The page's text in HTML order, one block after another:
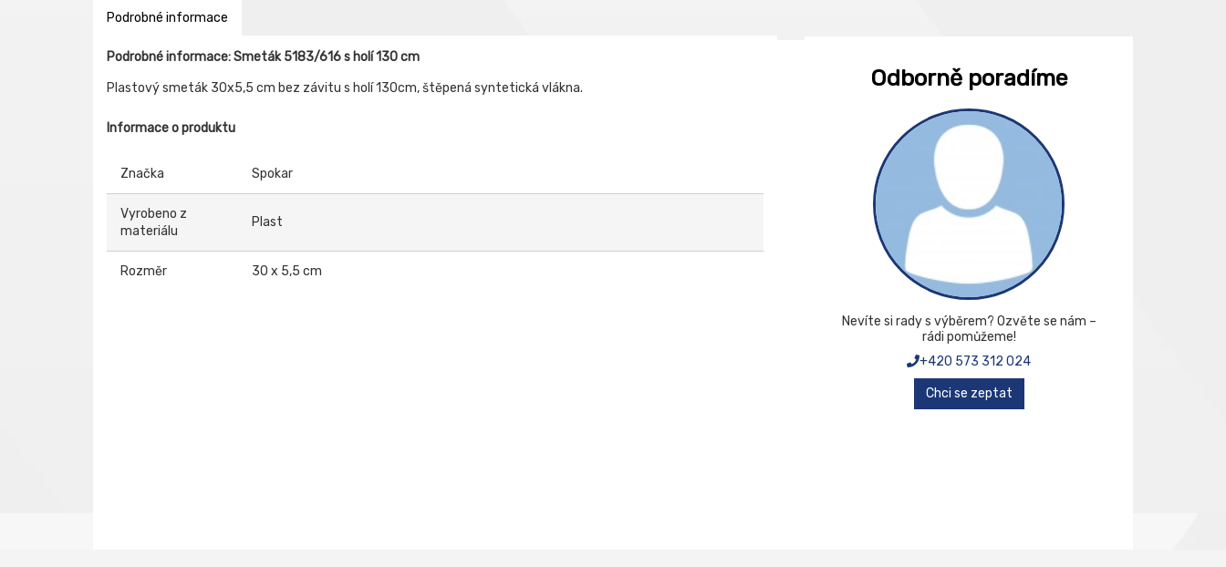
Podrobné informace
Podrobné informace: Smeták 5183/616 s holí 130 cm
Plastový smeták 30x5,5 cm bez závitu s holí 130cm, štěpená syntetická vlákna.
Informace o produktu
Značka Spokar
Vyrobeno z
materiálu
Plast
Rozměr 30 x 5,5 cm
Odborně poradíme
Nevíte si rady s výběrem? Ozvěte se nám –
rádi pomůžeme!
+420 573 312 024
Chci se zeptat